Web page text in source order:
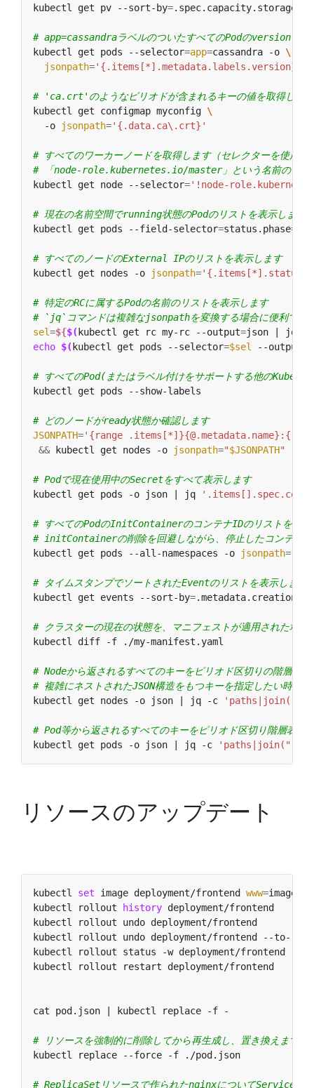
kubectl get pv --sort-by=
# app=cassandraラベルのついたすべてのPodのversionラベ
kubectl get pods --selector=app=cassandra -o
jsonpath='{.items[*].metadata.labels.version}'
# 'ca.crt'のようなピリオドが含まれるキーの値を取得します
kubectl get configmap myconfig
  -o
jsonpath='{.data.ca\.crt}'
# すべてのワーカーノードを取得します（セレクターを使用し
# 「node-role.kubernetes.io/master」という名前のラベル
kubectl get node --selector='!node-
# 現在の名前空間でrunning状態のPodのリストを表示します
kubectl get pods --field-selector=status.phase=
# すべてのノードのExternal IPのリストを表示します
kubectl get nodes -o
jsonpath=
# 特定のRCに属するPodの名前のリストを表示します
# `jq`コマンドは複雑なjsonpathを変換する場合に便利
sel=${$( kubectl get rc my-rc --output=json | jq
echo $( kubectl get pods --selector=$sel --output
# すべてのPod(またはラベル付けをサポートする他の
# どのノードがready状態か確認します
JSONPATH='{range
&& kubectl get nodes -o jsonpath="$JSONPATH"
# Podで現在使用中のSecretをすべて表示します
kubectl get pods -o json | jq
# すべてのPodのInitContainerのコンテナIDのリストを表示
# initContainerの削除を回避しながら、停止したコンテナを
kubectl get pods --all-namespaces -o
jsonpath=
# タイムスタンプでソートされたEventのリストを表示します
kubectl get events --sort-by=
# クラスターの現在の状態を、マニフェストが適用された場合
# Nodeから返されるすべてのキーをピリオド区切りの階層表
# 複雑にネストされたJSON構造をもつキーを指定したい時に
kubectl get nodes -o json | jq -c
# Pod等から返されるすべてのキーをピリオド区切り階層表記
kubectl get pods -o json | jq -c
'paths|join(".")'
リソースのアップデート
kubectl set image deployment/frontend www=
kubectl rollout
history deployment/
kubectl rollout undo
kubectl rollout undo deployment/frontend --to-
kubectl rollout status -w
kubectl rollout restart
cat pod.json | kubectl
# リソースを強制的に削除してから再生成し、置き換えます。
# ReplicaSetリソースで作られたnginxについてServiceを作